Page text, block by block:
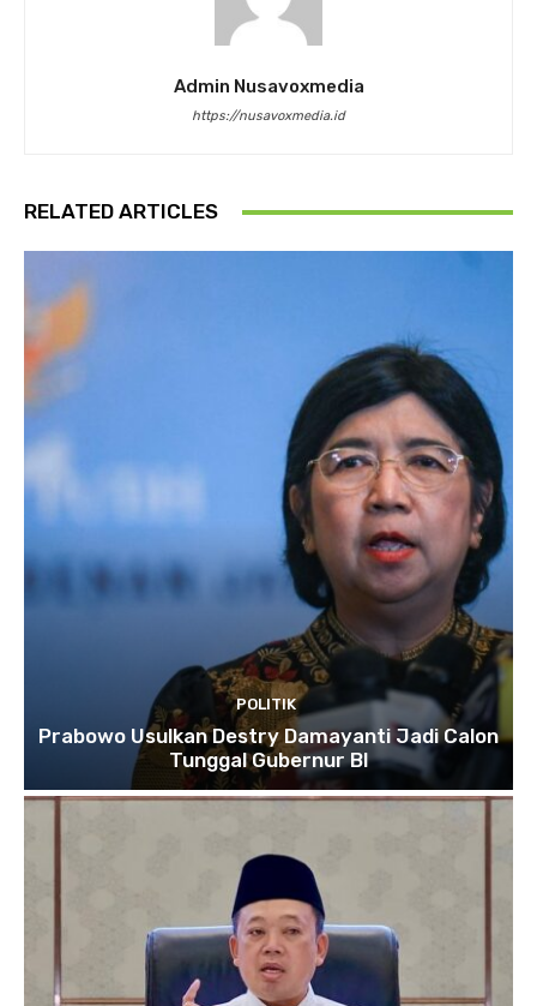
Admin Nusavoxmedia
https://nusavoxmedia.id
RELATED ARTICLES
POLITIK
Prabowo Usulkan Destry Damayanti Jadi Calon
Tunggal Gubernur BI